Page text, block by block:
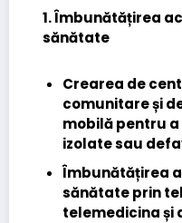
1. Îmbunătățirea
sănătate
Crearea de
comunitare și
mobilă pentru
izolate sau
Îmbunătățirea
sănătate prin
telemedicina și